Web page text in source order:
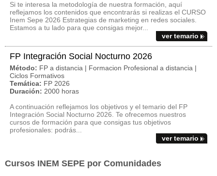
Si te interesa la metodología de nuestra formación, aquí
reflejamos los contenidos que encontrarás si realizas el CURSO
Inem Sepe 2026 Estrategias de marketing en redes sociales.
Estamos a tu lado para que consigas mejor...
ver temario
FP Integración Social Nocturno 2026
Método: FP a distancia | Formacion Profesional a distancia |
Ciclos Formativos
Temática: FP 2026
Duración: 2000 horas
A continuación reflejamos los objetivos y el temario del FP
Integración Social Nocturno 2026. Te ofrecemos nuestros
cursos de formación para que consigas tus objetivos
profesionales: podrás...
ver temario
Cursos INEM SEPE por Comunidades